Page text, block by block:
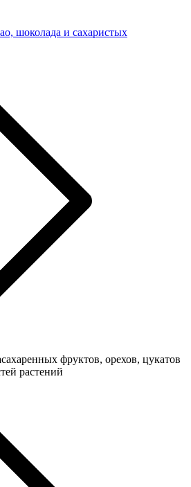
шоколада и сахаристых
фруктов, орехов, цукатов
растений